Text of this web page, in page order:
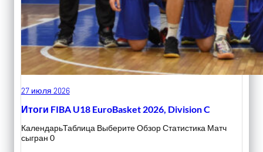
27 июля 2026
Итоги FIBA U18 EuroBasket 2026, Division C
КалендарьТаблица Выберите Обзор Статистика Матч
сыгран 0